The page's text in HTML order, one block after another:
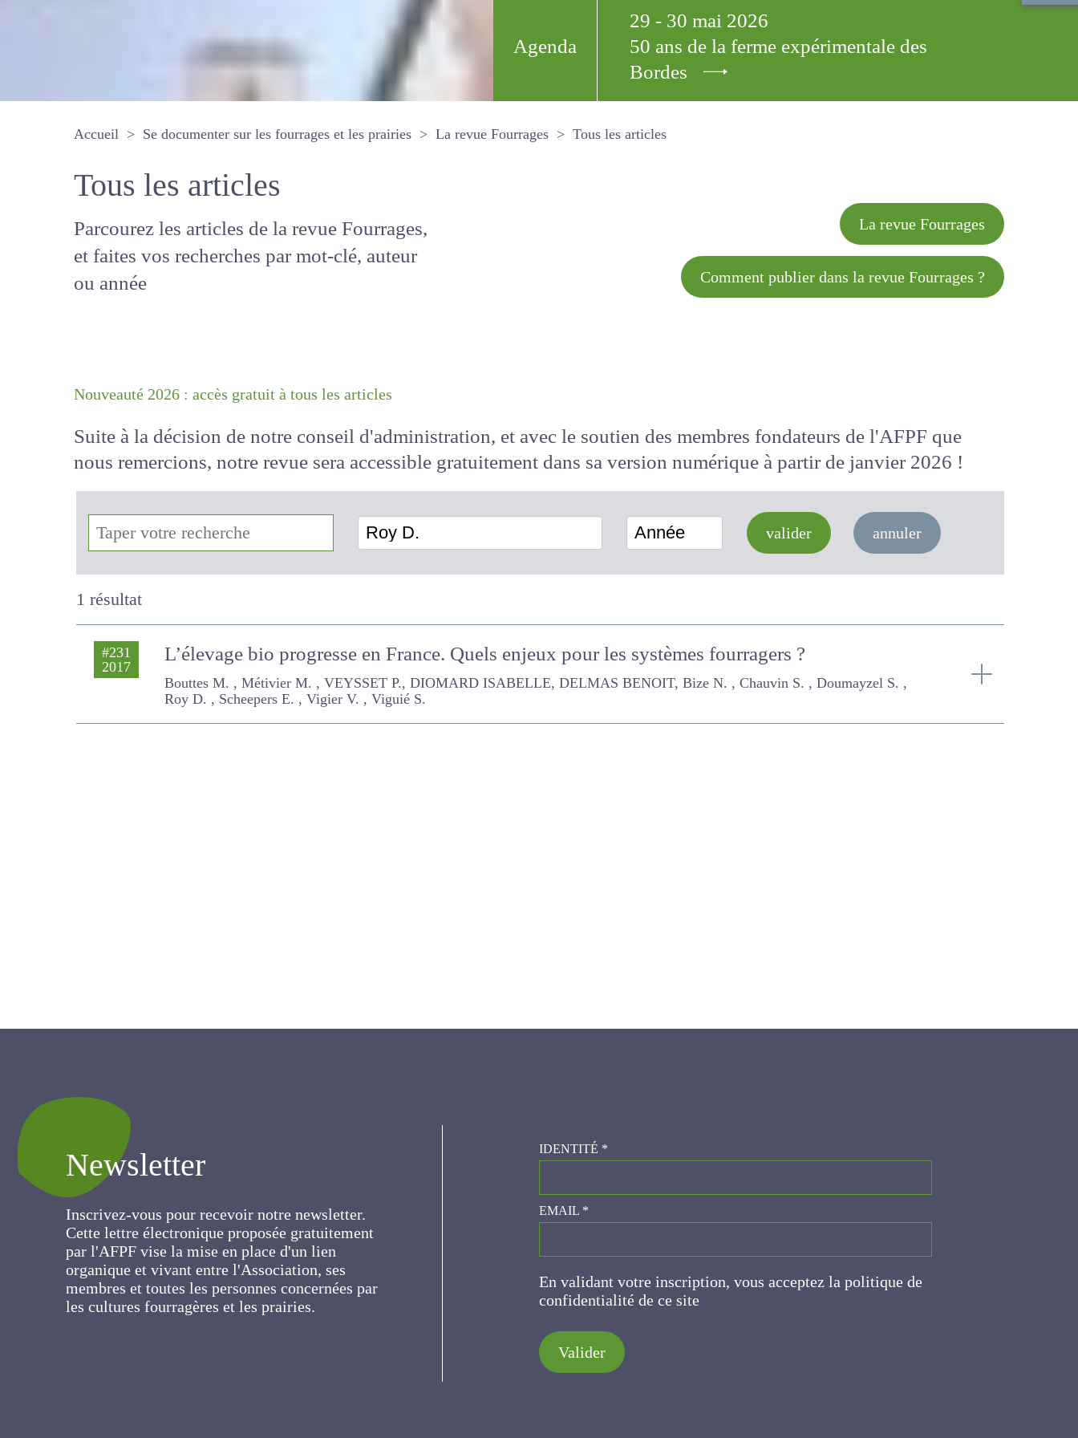
Agenda
29 - 30 mai 2026
50 ans de la ferme expérimentale des
Bordes
Accueil Se documenter sur les fourrages et les prairies La revue Fourrages Tous les articles
Tous les articles
Parcourez les articles de la revue
Fourrages, et faites vos recherches par
mot-clé, auteur ou année
La revue Fourrages
Comment publier dans la revue Fourrages ?
Suite à la décision de notre conseil d'administration, et avec le soutien des membres fondateurs de l'AFPF que
nous remercions, notre revue sera accessiblegratuitementdans sa version numériqueà partir de janvier 2026
!
Roy D. Année valider annuler
1 résultat
#231
2017 L’élevage bio progresse en France. Quels enjeux pour les systèmes fourragers ?
Bouttes M. , Métivier M. , VEYSSET P., DIOMARD ISABELLE, DELMAS BENOIT, Bize N. , Chauvin S. , Doumayzel S. , Roy D. , Scheepers
E. , Vigier V. , Viguié S.
Newsletter
Inscrivez-vous pour recevoir notre newsletter.
Cette lettre électronique proposée
gratuitement par l'AFPF vise la mise en place
d'un lien organique et vivant entre
l'Association, ses membres et toutes les
personnes concernées par les cultures
fourragères et les prairies.
IDENTITÉ*
EMAIL*
En validant votre inscription, vous acceptez la politique
de confidentialité de ce site
Valider